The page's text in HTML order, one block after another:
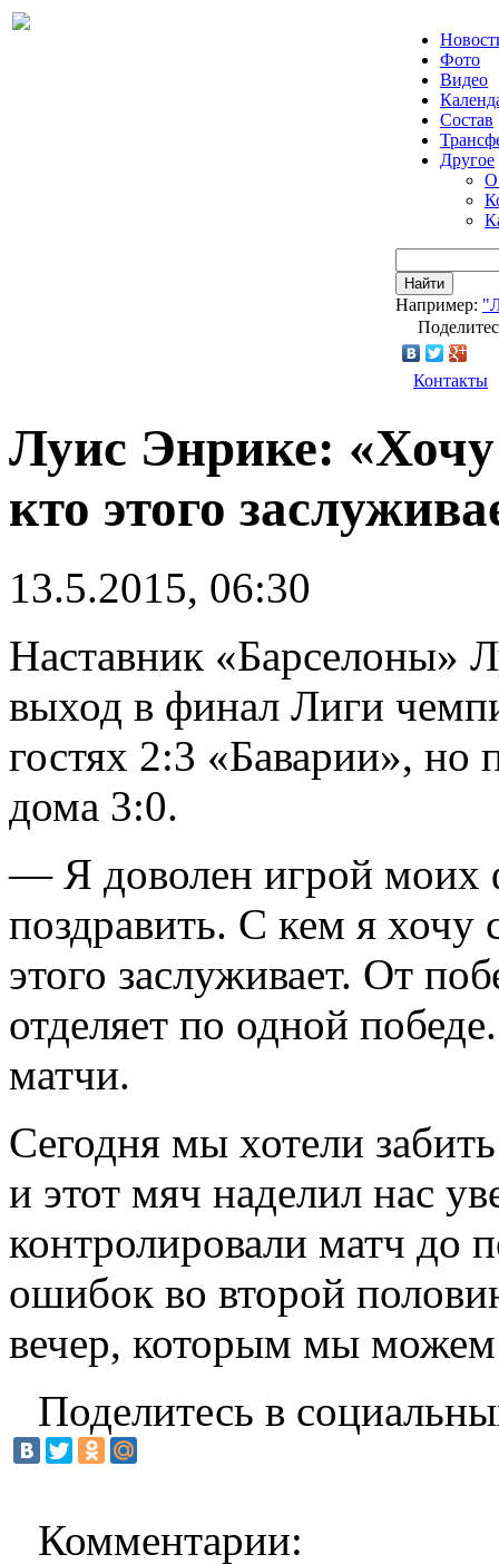
Фото
Видео
Состав
Другое
О
Найти
Например:
Контакты
Луис Энрике:
кто этого
13.5.2015, 06:30
Наставник «Барселоны»
выход в финал Лиги
гостях 2:3 «Баварии», но
дома 3:0.
— Я доволен игрой моих
поздравить. С кем я хочу
этого заслуживает. От
отделяет по одной
матчи.
Сегодня мы хотели
и этот мяч наделил нас
контролировали матч до
ошибок во второй
вечер, которым мы
Поделитесь в
Комментарии: